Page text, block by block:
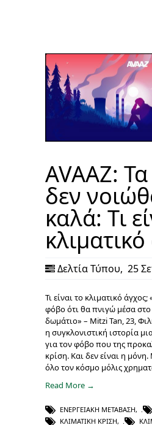
AVAAZ:
δεν
καλά: Τι
Δελτία Τύπου, 25
Τι είναι το κλιματικό
φόβο ότι θα πνιγώ μέσα στο
δωμάτιο» – Mitzi Tan, 23,
η συγκλονιστική ιστορία
για τον φόβο που της
κρίση. Και δεν είναι η
όλο τον κόσμο μόλις
Read More →
ΕΝΕΡΓΕΙΑΚΉ ΜΕΤΆΒΑΣΗ,
ΚΛΙΜΑΤΙΚΉ ΚΡΊΣΗ,